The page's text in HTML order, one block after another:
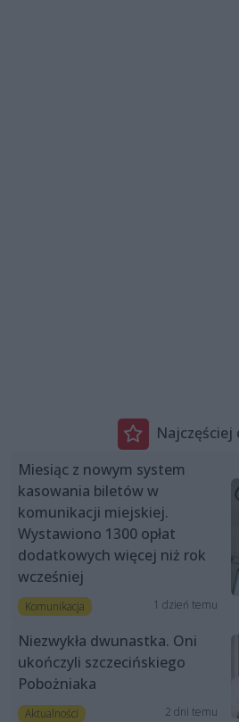
Najczęściej
Miesiąc z nowym system
kasowania biletów w
komunikacji miejskiej.
Wystawiono 1300 opłat
dodatkowych więcej niż rok
wcześniej
Komunikacja 1 dzień temu
Niezwykła dwunastka. Oni
ukończyli szczecińskiego
Pobożniaka
Aktualności 2 dni temu